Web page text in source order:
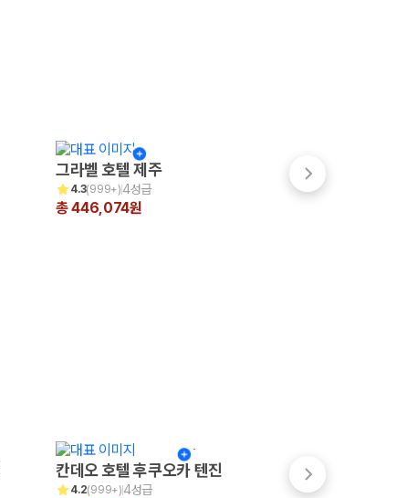
그라벨 호텔 제주
4.3(999+)4성급
총 446,074원
메종 글래드 제주
4.4
칸데오 호텔 후쿠오카 텐진
4.2(999+)4성급
쓰시마 그랜드 호텔
4.0